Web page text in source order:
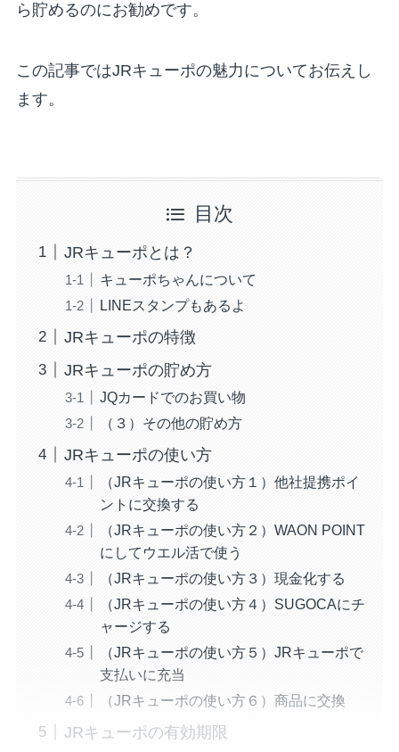
ら貯めるのにお勧めです。
この記事ではJRキューポの魅力についてお伝えし
ます。
目次
JRキューポとは？
キューポちゃんについて
LINEスタンプもあるよ
JRキューポの特徴
JRキューポの貯め方
JQカードでのお買い物
（３）その他の貯め方
JRキューポの使い方
（JRキューポの使い方１）他社提携ポイ
ントに交換する
（JRキューポの使い方２）WAON POINT
にしてウエル活で使う
（JRキューポの使い方３）現金化する
（JRキューポの使い方４）SUGOCAにチ
ャージする
（JRキューポの使い方５）JRキューポで
支払いに充当
（JRキューポの使い方６）商品に交換
JRキューポの有効期限